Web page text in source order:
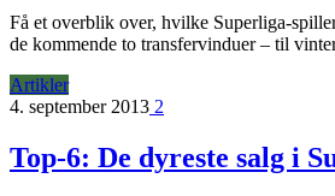
Få et overblik over, hvilke Superliga-
de kommende to transfervinduer – til
Artikler
4. september 2013 2
Top-6: De dyreste salg i